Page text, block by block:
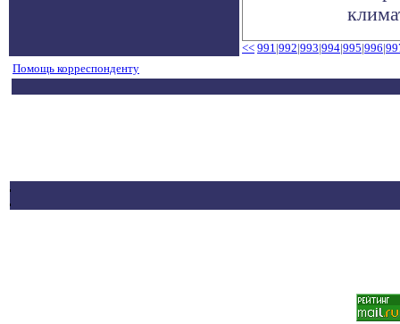
<< 991|992|993|994|995|996|
Помощь корреспонденту